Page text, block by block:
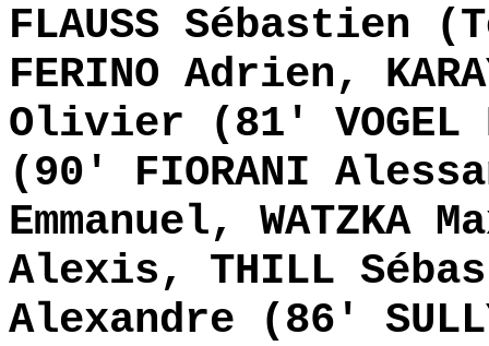
FLAUSS Sébastien
FERINO Adrien,
Olivier (81' VOGEL
(90' FIORANI
Emmanuel, WATZKA
Alexis, THILL
Alexandre (86'